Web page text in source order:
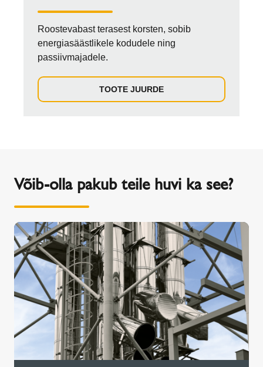
Roostevabast terasest korsten, sobib
energiasäästlikele kodudele ning
passiivmajadele.
TOOTE JUURDE
Võib-olla pakub teile huvi ka see?